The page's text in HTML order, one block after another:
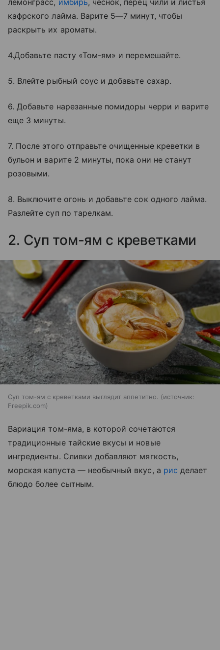
кафрского лайма. Варите 5—7 минут, чтобы
раскрыть их ароматы.
4.Добавьте пасту «Том-ям» и перемешайте.
5. Влейте рыбный соус и добавьте сахар.
6. Добавьте нарезанные помидоры черри и варите
еще 3 минуты.
7. После этого отправьте очищенные креветки в
бульон и варите 2 минуты, пока они не станут
розовыми.
8. Выключите огонь и добавьте сок одного лайма.
Разлейте суп по тарелкам.
2. Суп том-ям с креветками
Суп том-ям с креветками выглядит аппетитно.
источник:
Freepik.com
Вариация том-яма, в которой сочетаются
традиционные тайские вкусы и новые
ингредиенты. Сливки добавляют мягкость,
морская капуста — необычный вкус, а рис делает
блюдо более сытным.